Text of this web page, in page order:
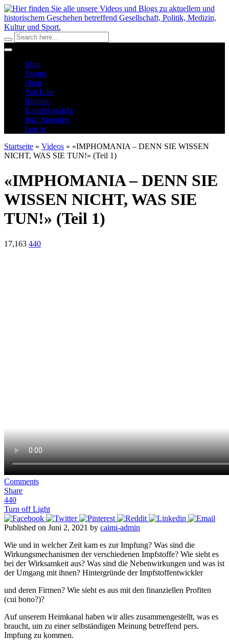
Blog
Events
Shop
YouTube
Rumble
Kanalübersicht
Jetzt Spenden
Log in
Startseite » Videos » «IMPHOMANIA – DENN SIE WISSEN
NICHT, WAS SIE TUN!» (Teil 1)
«IMPHOMANIA – DENN SIE
WISSEN NICHT, WAS SIE
TUN!» (Teil 1)
17,163 440
Comments
Share
440
Turn off Light
Published on Juni 2, 2021 by caimi-admin
Wie und in welcher Zeit kam es zur Impfung? Was sind die
Wirkungsmechanismen der verschiedenen Impfstoffe? Wie sieht es
bei der Wirksamkeit aus? Was sind die Nebenwirkungen und was ist
der Umgang mit ihnen? Hintergründe der Impfstoffentwickler
und deren Firmen? Wie sieht es aus mit den finanziellen Profiten
(cui bono?)?
Auf unserem Heimkanal haben wir alles zusammengestellt, was es
braucht, um zu einer selbständigen Meinung betreffend pers.
Impfung zu kommen.